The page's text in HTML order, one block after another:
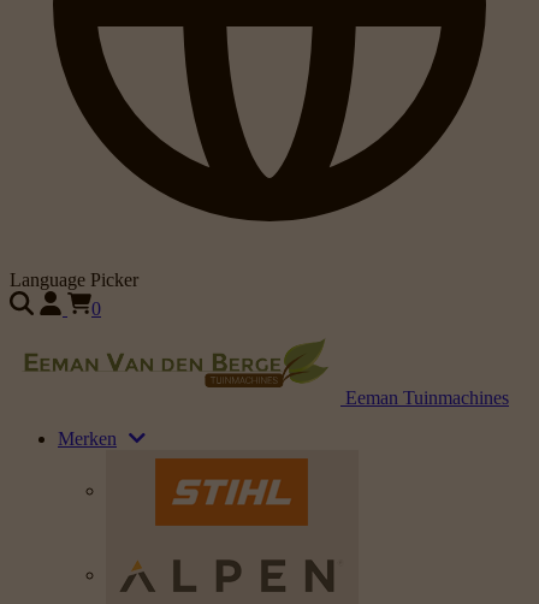
Language Picker
0
Eeman Tuinmachines
Merken